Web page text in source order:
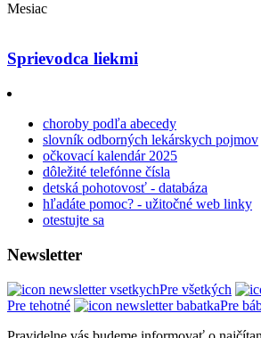
Mesiac
Sprievodca liekmi
choroby podľa abecedy
slovník odborných lekárskych pojmov
očkovací kalendár 2025
dôležité telefónne čísla
detská pohotovosť - databáza
hľadáte pomoc? - užitočné web linky
otestujte sa
Newsletter
Pre všetkých
Pre tehotné
Pre